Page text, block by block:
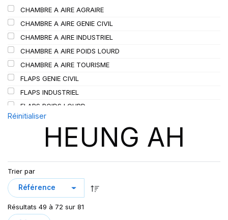
STICA (3)
(24)
CHAMBRE A AIRE AGRAIRE
CHAMBRE A AIRE GENIE CIVIL
CHAMBRE A AIRE INDUSTRIEL
CHAMBRE A AIRE POIDS LOURD
CHAMBRE A AIRE TOURISME
FLAPS GENIE CIVIL
FLAPS INDUSTRIEL
FLAPS POIDS LOURD
Réinitialiser
HEUNG AH
Trier par
Résultats 49 à 72 sur 81